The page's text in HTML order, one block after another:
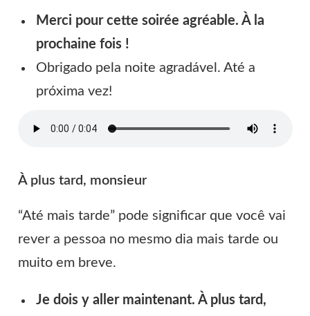
Merci pour cette soirée agréable. À la
prochaine fois !
Obrigado pela noite agradável. Até a
próxima vez!
À plus tard, monsieur
“Até mais tarde” pode significar que você vai
rever a pessoa no mesmo dia mais tarde ou
muito em breve.
Je dois y aller maintenant. À plus tard,